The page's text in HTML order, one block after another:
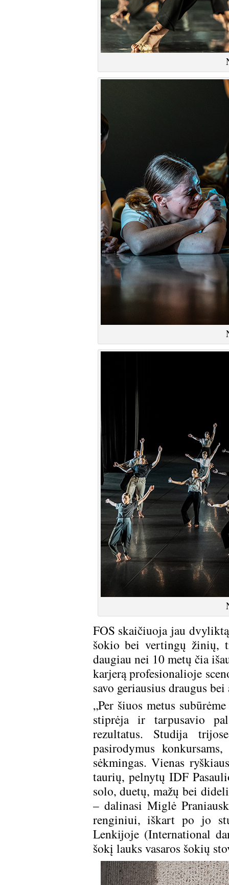
FOS skaičiuoja jau
šokio bei vertingų žinių,
daugiau nei 10 metų čia
karjerą profesionalioje
savo geriausius draugus
„Per šiuos metus
stiprėja ir tarpusavio
rezultatus. Studija
pasirodymus
sėkmingas. Vienas
taurių, pelnytų IDF
solo, duetų, mažų bei
– dalinasi Miglė
renginiui, iškart po jo
Lenkijoje (International
šokį lauks vasaros šokių